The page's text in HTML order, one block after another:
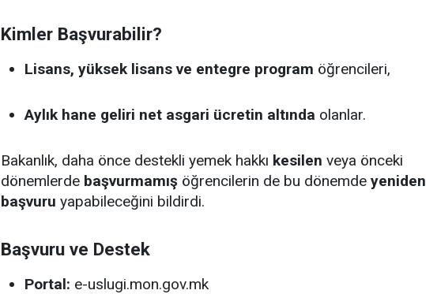
Kimler Başvurabilir?
Lisans, yüksek lisans ve entegre program öğrencileri,
Aylık hane geliri net asgari ücretin altında olanlar.
Bakanlık, daha önce destekli yemek hakkı kesilen veya önceki
dönemlerde başvurmamış öğrencilerin de bu dönemde yeniden
başvuru yapabileceğini bildirdi.
Başvuru ve Destek
Portal: e-uslugi.mon.gov.mk